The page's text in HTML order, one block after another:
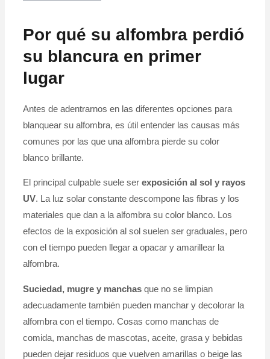
Por qué su alfombra perdió
su blancura en primer
lugar
Antes de adentrarnos en las diferentes opciones para
blanquear su alfombra, es útil entender las causas más
comunes por las que una alfombra pierde su color
blanco brillante.
El principal culpable suele ser exposición al sol y rayos
UV. La luz solar constante descompone las fibras y los
materiales que dan a la alfombra su color blanco. Los
efectos de la exposición al sol suelen ser graduales, pero
con el tiempo pueden llegar a opacar y amarillear la
alfombra.
Suciedad, mugre y manchasque no se limpian
adecuadamente también pueden manchar y decolorar la
alfombra con el tiempo. Cosas como manchas de
comida, manchas de mascotas, aceite, grasa y bebidas
pueden dejar residuos que vuelven amarillas o beige las